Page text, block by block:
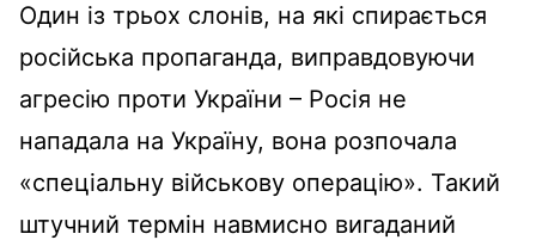
Один із трьох слонів, на які спирається
російська пропаганда, виправдовуючи
агресію проти України – Росія не
нападала на Україну, вона розпочала
«спеціальну військову операцію». Такий
штучний термін навмисно вигаданий